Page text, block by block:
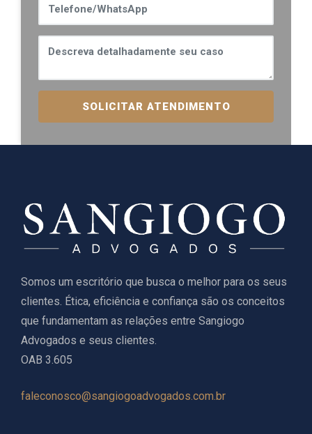
SOLICITAR ATENDIMENTO
Somos um escritório que busca o melhor para os seus
clientes. Ética, eficiência e confiança são os conceitos
que fundamentam as relações entre Sangiogo
Advogados e seus clientes.
OAB 3.605
faleconosco@sangiogoadvogados.com.br